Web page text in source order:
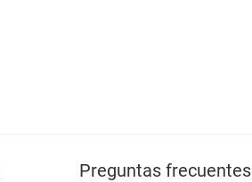
Preguntas frecuentes